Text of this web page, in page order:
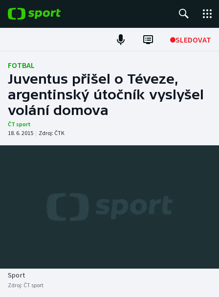
SLEDOVAT
Fotbal
Hokej
Tenis
Atletika
Biatlon
Aplikace ČT sport
FOTBAL
Juventus přišel o Téveze,
argentinský útočník vyslyšel
volání domova
ČT sport
18. 6. 2015 | Zdroj: ČTK
Sport
Zdroj: ČT sport